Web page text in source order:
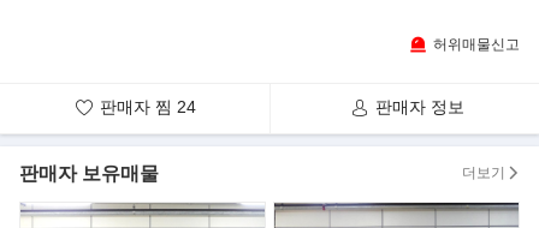
▶스포츠카 DNA 담긴, 브랜드 첫 전기차. "포르쉐 타이칸"
스포츠카”라고 소개하며, 변화하는 모빌리티 트렌드에도 파워와 효
를 그대로 유지하는 제품 전략을 강조했다.
허위매물신고
판매자 찜 24 판매자 정보
판매자 보유매물 더보기